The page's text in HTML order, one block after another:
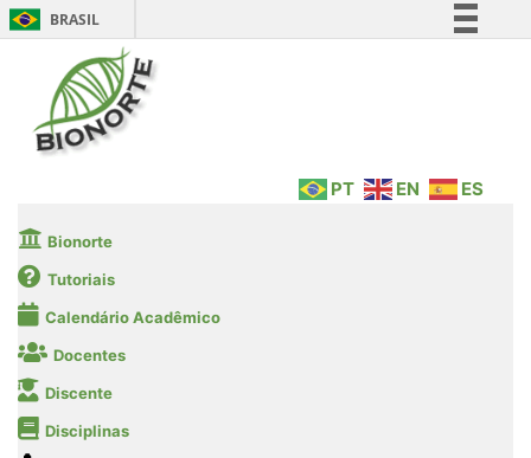
BRASIL
Legislação
PT EN ES
Bionorte
Tutoriais
Calendário Acadêmico
Docentes
Discente
Disciplinas